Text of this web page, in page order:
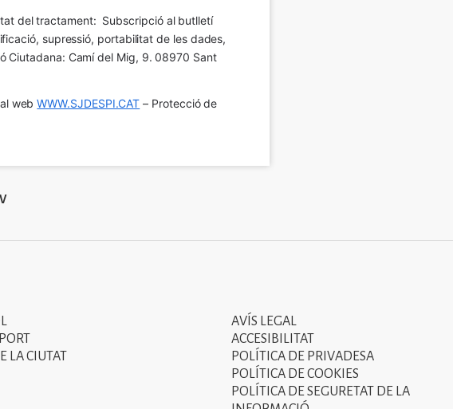
del tractament:  Subscripció al butlletí
supressió, portabilitat de les dades,
Ciutadana: Camí del Mig, 9. 08970 Sant
al web WWW.SJDESPI.CAT – Protecció de
LA CIUTAT
Tercer
menú
peu
AVÍS LEGAL
ACCESIBILITAT
POLÍTICA DE PRIVADESA
POLÍTICA DE COOKIES
POLÍTICA DE SEGURETAT DE LA